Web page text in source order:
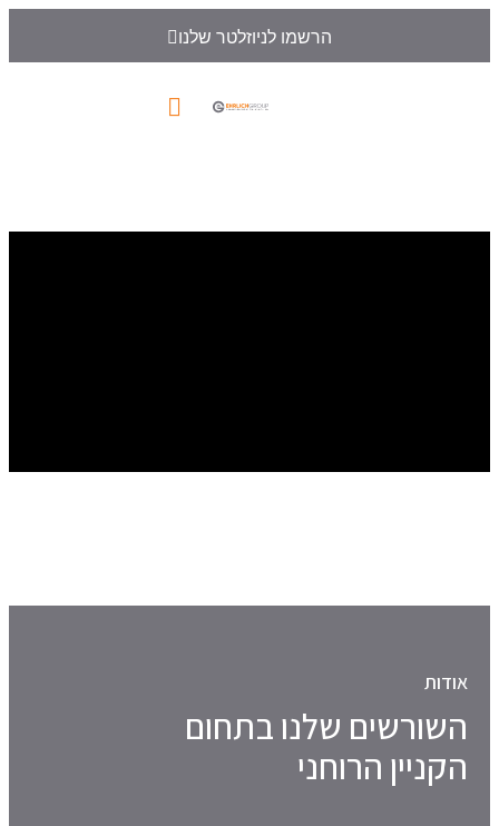
הרשמו לניוזלטר שלנו
אודות
השורשים שלנו בתחום
הקניין הרוחני